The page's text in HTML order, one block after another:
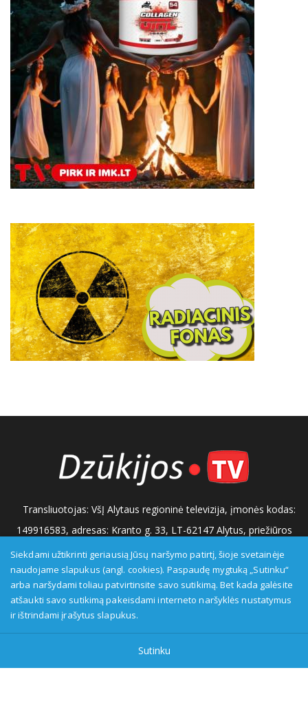
Transliuotojas: VšĮ Alytaus regioninė televizija, įmonės kodas:
149916583, adresas: Kranto g. 33, LT-62147 Alytus, priežiūros
institucija - Visuomenės informavimo etikos asociacija:
www.etikoskomisija.lt. Informacija apie galimus pažeidimus gali
būti teikiama Lietuvos radijo ir televizijos komisijai (www.rtk.lt)
arba Visuomenės informavimo etikos komisijai
(www.etikoskomisija.lt)
Tel/faks: 0 687 05056
Reklama:
info@dzukijostv.lt
Siekdami užtikrinti geriausią Jūsų naršymo patirtį, šioje svetainėje
naudojame slapukus (angl. cookies). Paspaudę mygtuką „Sutinku“
arba naršydami toliau patvirtinsite savo sutikimą. Bet kada galėsite
atšaukti savo sutikimą pakeisdami interneto naršyklės nustatymus
ir ištrindami įrašytus slapukus.
Sutinku